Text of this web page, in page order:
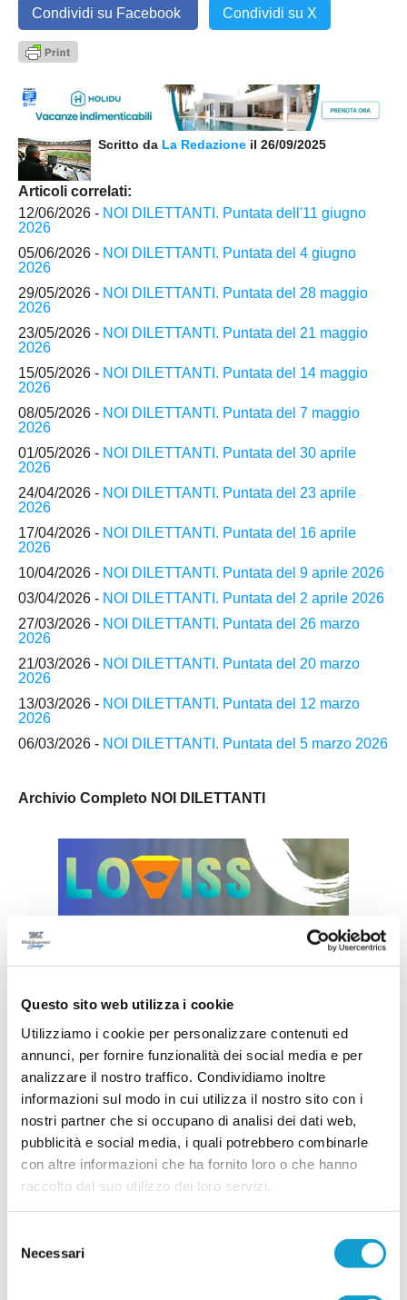
Questo sito web utilizza i cookie
Utilizziamo i cookie per personalizzare contenuti ed
annunci, per fornire funzionalità dei social media e per
analizzare il nostro traffico. Condividiamo inoltre
informazioni sul modo in cui utilizza il nostro sito con i
nostri partner che si occupano di analisi dei dati web,
pubblicità e social media, i quali potrebbero combinarle
con altre informazioni che ha fornito loro o che hanno
raccolto dal suo utilizzo dei loro servizi.
delNecessari
Condividi su Facebook Condividi su X
Scritto da La Redazione il 26/09/2025
Articoli correlati:
12/06/2026 - NOI DILETTANTI. Puntata dell'11 giugno
2026
05/06/2026 - NOI DILETTANTI. Puntata del 4 giugno
2026
29/05/2026 - NOI DILETTANTI. Puntata del 28 maggio
2026
23/05/2026 - NOI DILETTANTI. Puntata del 21 maggio
2026
15/05/2026 - NOI DILETTANTI. Puntata del 14 maggio
2026
08/05/2026 - NOI DILETTANTI. Puntata del 7 maggio
2026
01/05/2026 - NOI DILETTANTI. Puntata del 30 aprile
2026
24/04/2026 - NOI DILETTANTI. Puntata del 23 aprile
2026
17/04/2026 - NOI DILETTANTI. Puntata del 16 aprile
2026
10/04/2026 - NOI DILETTANTI. Puntata del 9 aprile 2026
03/04/2026 - NOI DILETTANTI. Puntata del 2 aprile 2026
27/03/2026 - NOI DILETTANTI. Puntata del 26 marzo
2026
21/03/2026 - NOI DILETTANTI. Puntata del 20 marzo
2026
13/03/2026 - NOI DILETTANTI. Puntata del 12 marzo
2026
06/03/2026 - NOI DILETTANTI. Puntata del 5 marzo 2026
Archivio Completo NOI DILETTANTI